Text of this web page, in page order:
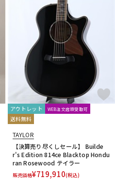
アウトレット WEB注文店頭受取可
送料無料
TAYLOR
【決算売り尽くしセール】 Builde
r's Edition 814ce Blacktop Hondu
ran Rosewood テイラー
販売価格¥719,910(税込)